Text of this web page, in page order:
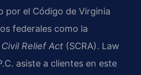
por el Código de Virginia
federales como la
Relief Act (SCRA). Law
asiste a clientes en este